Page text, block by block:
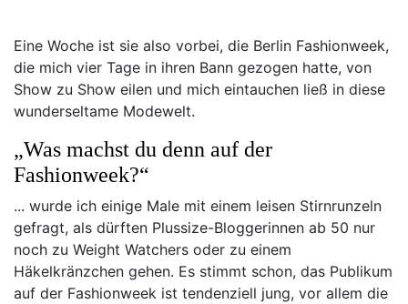
Eine Woche ist sie also vorbei, die Berlin Fashionweek,
die mich vier Tage in ihren Bann gezogen hatte, von
Show zu Show eilen und mich eintauchen ließ in diese
wunderseltame Modewelt.
„Was machst du denn auf der
Fashionweek?“
... wurde ich einige Male mit einem leisen Stirnrunzeln
gefragt, als dürften Plussize-Bloggerinnen ab 50 nur
noch zu Weight Watchers oder zu einem
Häkelkränzchen gehen. Es stimmt schon, das Publikum
auf der Fashionweek ist tendenziell jung, vor allem die